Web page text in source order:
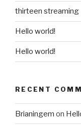
thirteen streaming
Hello world!
Hello world!
RECENT
Brianingem on